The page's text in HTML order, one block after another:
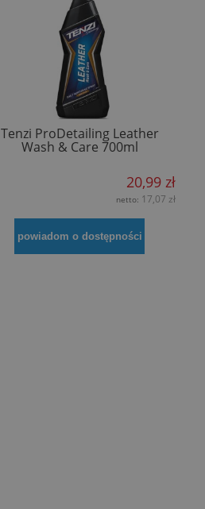
Tenzi ProDetailing Leather
Wash & Care 700ml
20,99 zł
netto: 17,07 zł
powiadom o dostępności